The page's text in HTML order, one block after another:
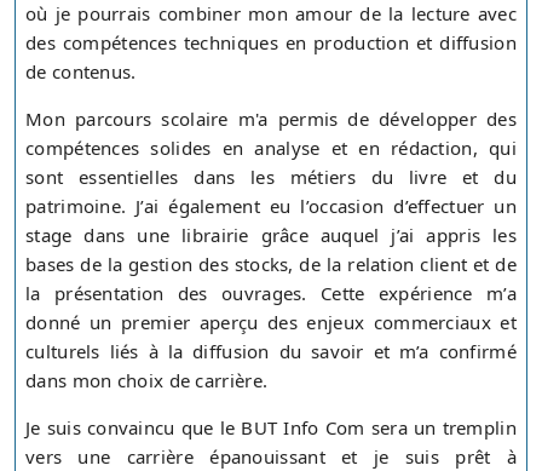
où je pourrais combiner mon amour de la lecture avec
des compétences techniques en production et diffusion
de contenus.
Mon parcours scolaire m'a permis de développer des
compétences solides en analyse et en rédaction, qui
sont essentielles dans les métiers du livre et du
patrimoine. J’ai également eu l’occasion d’effectuer un
stage dans une librairie grâce auquel j’ai appris les
bases de la gestion des stocks, de la relation client et de
la présentation des ouvrages. Cette expérience m’a
donné un premier aperçu des enjeux commerciaux et
culturels liés à la diffusion du savoir et m’a confirmé
dans mon choix de carrière.
Je suis convaincu que le BUT Info Com sera un tremplin
vers une carrière épanouissant et je suis prêt à